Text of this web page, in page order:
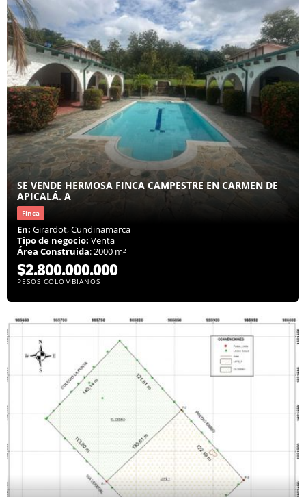
SE VENDE HERMOSA FINCA CAMPESTRE EN CARMEN DE
APICALÁ. A
Finca
En: Girardot, Cundinamarca
Tipo de negocio: Venta
Área Construida: 2000 m²
$2.800.000.000
PESOS COLOMBIANOS